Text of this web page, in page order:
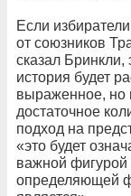
Если
от союзников
сказал Бринкли,
история будет
выраженное, но
достаточное
подход на
«это будет
важной
определяющей